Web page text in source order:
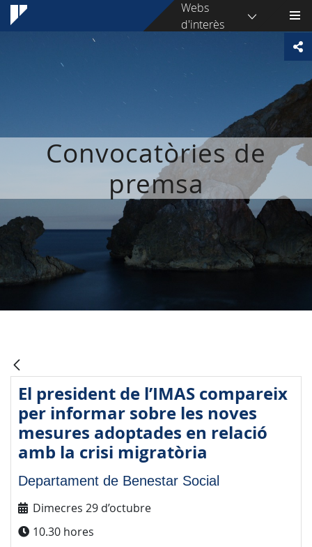
Webs
d'interès
Convocatòries de
premsa
El president de l’IMAS compareix
per informar sobre les noves
mesures adoptades en relació
amb la crisi migratòria
Departament de Benestar Social
Dimecres 29 d’octubre
10.30 hores